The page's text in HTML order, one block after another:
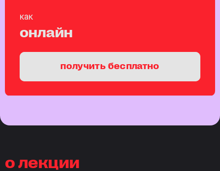
как
онлайн
получить бесплатно
о лекции